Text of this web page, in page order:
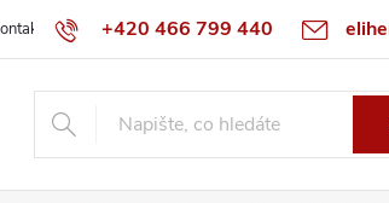
+420 466 799 440
Obchodní podmínky Reklamační řád